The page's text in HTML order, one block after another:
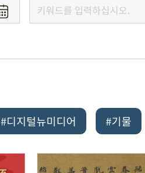
#디지털뉴미디어 #기물